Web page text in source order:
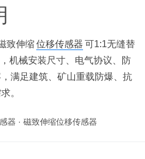
致伸缩位移传感器 可1:1无缝替
机械安装尺寸、电气协议、防
满足建筑、矿山重载防爆、抗
。
器 · 磁致伸缩位移传感器